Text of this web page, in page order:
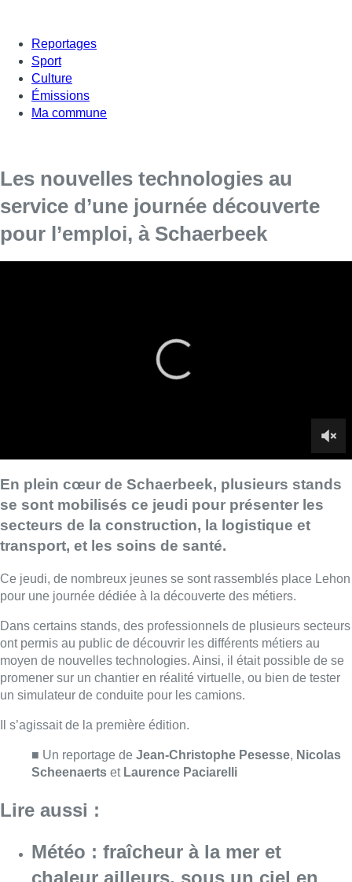
Reportages
Sport
Culture
Émissions
Ma commune
Les nouvelles technologies au
service d’une journée découverte
pour l’emploi, à Schaerbeek
Ce jeudi, de nombreux jeunes se sont rassemblés place Lehon
pour une journée dédiée à la découverte des métiers.
un simulateur de conduite pour les camions.
Il s’agissait de la première édition.
■ Un reportage deJean-Christophe Pesesse
Lire aussi :
Météo : fraîcheur à la mer et
chaleur ailleurs, sous un ciel en
demi-teinte